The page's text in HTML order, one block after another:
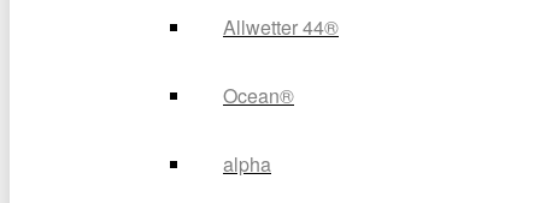
Allwetter 44®
Ocean®
alpha